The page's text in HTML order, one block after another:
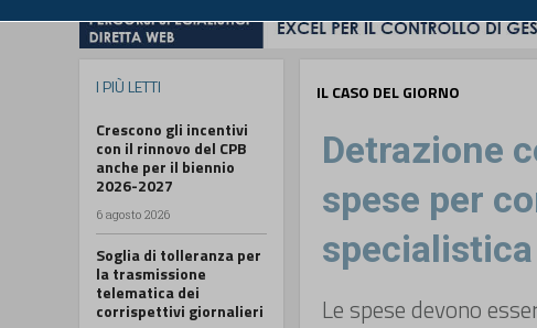
I PIÙ LETTI
Crescono gli incentivi
con il rinnovo del CPB
anche per il biennio
2026-2027
6 agosto 2026
Soglia di tolleranza per
la trasmissione
telematica dei
corrispettivi giornalieri
IL CASO DEL GIORNO
Detrazione
spese per
specialistica
Le spese devono